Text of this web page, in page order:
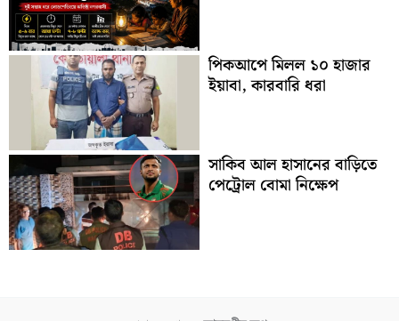
পিকআপে মিলল ১০ হাজার
ইয়াবা, কারবারি ধরা
সাকিব আল হাসানের বাড়িতে
পেট্রোল বোমা নিক্ষেপ